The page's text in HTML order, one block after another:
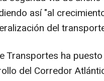
así "al
del
Transportes ha
del Corredor